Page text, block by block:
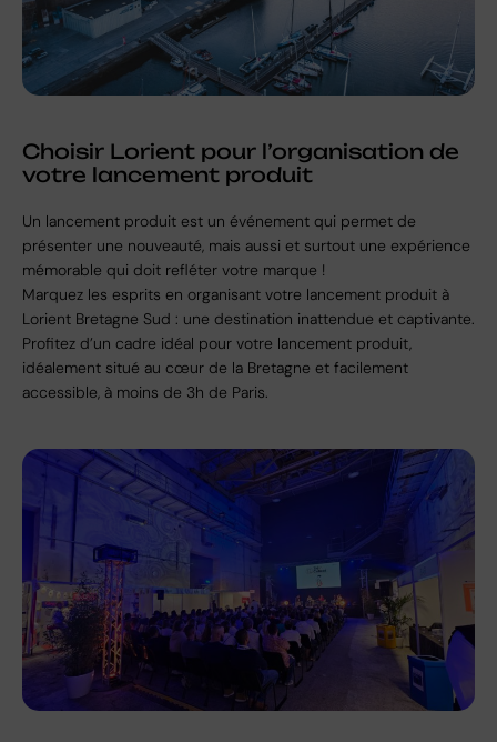
Choisir Lorient pour l’organisation de
votre lancement produit
Un lancement produit est un événement qui permet de
présenter une nouveauté, mais aussi et surtout une expérience
mémorable qui doit refléter votre marque !
Marquez les esprits en organisant votre lancement produit à
Lorient Bretagne Sud : une destination inattendue et captivante.
Profitez d’un cadre idéal pour votre lancement produit,
idéalement situé au cœur de la Bretagne et facilement
accessible, à moins de 3h de Paris.